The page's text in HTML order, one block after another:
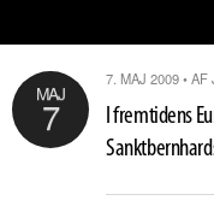
MAJ
7
7. MAJ 2009 •
I fremtidens